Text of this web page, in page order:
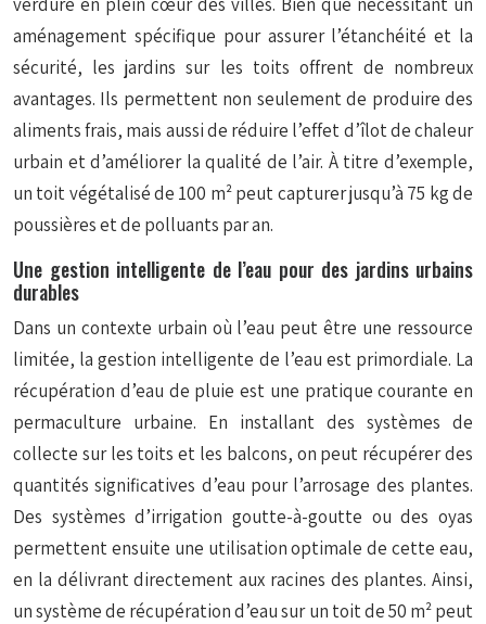
aménagement spécifique pour assurer l’étanchéité et la
sécurité, les jardins sur les toits offrent de nombreux
avantages. Ils permettent non seulement de produire des
aliments frais, mais aussi de réduire l’effet d’îlot de chaleur
urbain et d’améliorer la qualité de l’air. À titre d’exemple,
un toit végétalisé de 100 m² peut capturer jusqu’à 75 kg de
poussières et de polluants par an.
Une gestion intelligente de l’eau pour des jardins urbains
durables
Dans un contexte urbain où l’eau peut être une ressource
limitée, la gestion intelligente de l’eau est primordiale. La
récupération d’eau de pluie est une pratique courante en
permaculture urbaine. En installant des systèmes de
collecte sur les toits et les balcons, on peut récupérer des
quantités significatives d’eau pour l’arrosage des plantes.
Des systèmes d’irrigation goutte-à-goutte ou des oyas
permettent ensuite une utilisation optimale de cette eau,
en la délivrant directement aux racines des plantes. Ainsi,
un système de récupération d’eau sur un toit de 50 m² peut